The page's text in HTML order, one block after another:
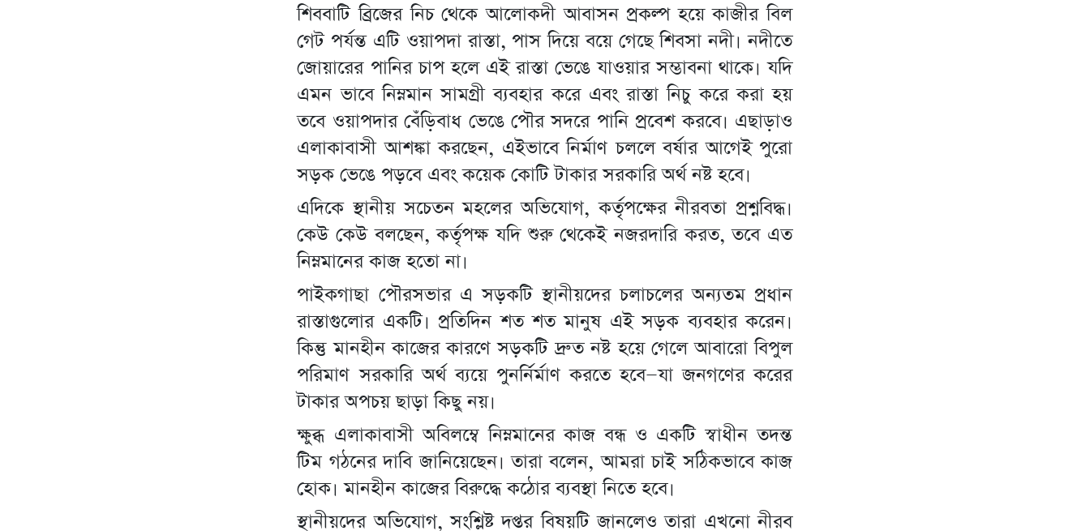
শিববাটি ব্রিজের নিচ থেকে আলোকদী আবাসন প্রকল্প হয়ে কাজীর বিল
গেট পর্যন্ত এটি ওয়াপদা রাস্তা, পাস দিয়ে বয়ে গেছে শিবসা নদী। নদীতে
জোয়ারের পানির চাপ হলে এই রাস্তা ভেঙে যাওয়ার সম্ভাবনা থাকে। যদি
এমন ভাবে নিম্নমান সামগ্রী ব্যবহার করে এবং রাস্তা নিচু করে করা হয়
তবে ওয়াপদার বেঁড়িবাধ ভেঙে পৌর সদরে পানি প্রবেশ করবে। এছাড়াও
এলাকাবাসী আশঙ্কা করছেন, এইভাবে নির্মাণ চললে বর্ষার আগেই পুরো
সড়ক ভেঙে পড়বে এবং কয়েক কোটি টাকার সরকারি অর্থ নষ্ট হবে।
এদিকে স্থানীয় সচেতন মহলের অভিযোগ, কর্তৃপক্ষের নীরবতা প্রশ্নবিদ্ধ।
কেউ কেউ বলছেন, কর্তৃপক্ষ যদি শুরু থেকেই নজরদারি করত, তবে এত
নিম্নমানের কাজ হতো না।
পাইকগাছা পৌরসভার এ সড়কটি স্থানীয়দের চলাচলের অন্যতম প্রধান
রাস্তাগুলোর একটি। প্রতিদিন শত শত মানুষ এই সড়ক ব্যবহার করেন।
কিন্তু মানহীন কাজের কারণে সড়কটি দ্রুত নষ্ট হয়ে গেলে আবারো বিপুল
পরিমাণ সরকারি অর্থ ব্যয়ে পুনর্নির্মাণ করতে হবে—যা জনগণের করের
টাকার অপচয় ছাড়া কিছু নয়।
ক্ষুব্ধ এলাকাবাসী অবিলম্বে নিম্নমানের কাজ বন্ধ ও একটি স্বাধীন তদন্ত
টিম গঠনের দাবি জানিয়েছেন। তারা বলেন, আমরা চাই সঠিকভাবে কাজ
হোক। মানহীন কাজের বিরুদ্ধে কঠোর ব্যবস্থা নিতে হবে।
স্থানীয়দের অভিযোগ, সংশ্লিষ্ট দপ্তর বিষয়টি জানলেও তারা এখনো নীরব